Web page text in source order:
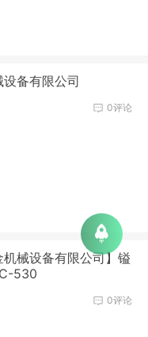
备有限公司
0评论
机械设备有限公司】镒
530
0评论